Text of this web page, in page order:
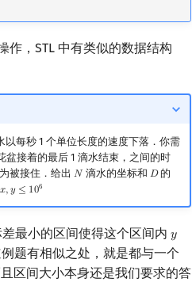
作，STL 中有类似的数据结构
以每秒 1 个单位长度的速度下落．你需
接着的最后 1 滴水结束，之间的时
被接住．给出 𝑁
N 滴水的坐标和 𝐷
D的
𝑥,𝑦 ≤ 106
最小的区间使得这个区间内𝑦
y
题有相似之处，就是都与一个
区间大小本身还是我们要求的答